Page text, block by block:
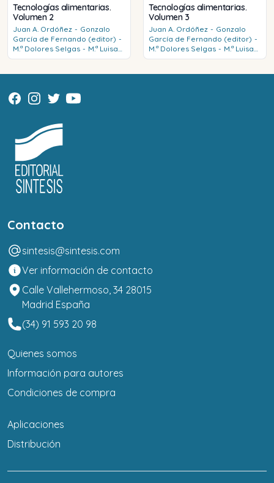
Tecnologías alimentarias.
Volumen 2
Juan A. Ordóñez - Gonzalo
García de Fernando (editor) -
M.ª Dolores Selgas - M.ª Luisa
García - M.ª Isabel Cambero -
Tecnologías alimentarias.
Volumen 3
Juan A. Ordóñez - Gonzalo
García de Fernando (editor) -
M.ª Dolores Selgas - M.ª Luisa
García - M.ª Isabel Cambero -
Contacto
sintesis@sintesis.com
Ver información de contacto
Calle Vallehermoso, 34 28015
Madrid España
(34) 91 593 20 98
Quienes somos
Información para autores
Condiciones de compra
Aplicaciones
Distribución